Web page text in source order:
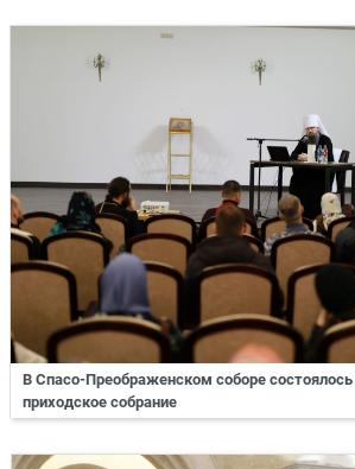
В Спасо-Преображенском соборе состоялось
приходское собрание